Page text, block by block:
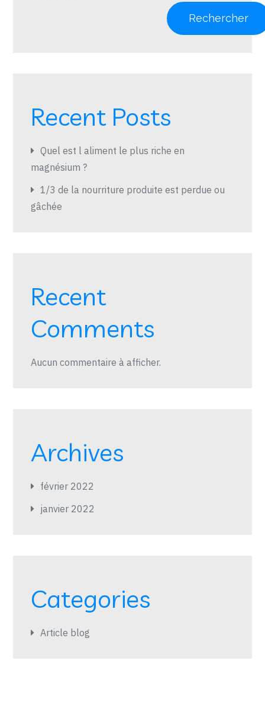
Rechercher
Recent Posts
Quel est l aliment le plus riche en
magnésium ?
1/3 de la nourriture produite est perdue ou
gâchée
Recent
Comments
Aucun commentaire à afficher.
Archives
février 2022
janvier 2022
Categories
Article blog